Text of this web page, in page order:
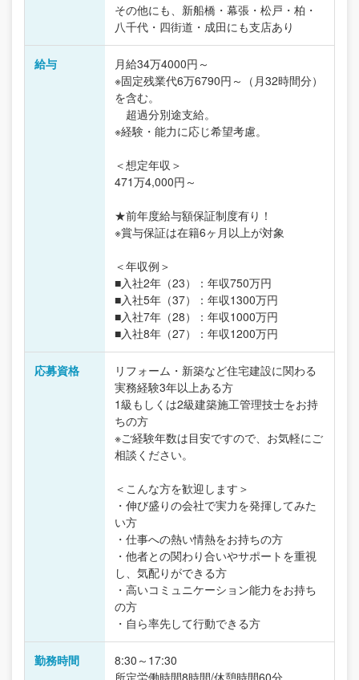
その他にも、新船橋・幕張・松戸・柏・
八千代・四街道・成田にも支店あり
給与
月給34万4000円～
※固定残業代6万6790円～（月32時間分）
を含む。
超過分別途支給。
※経験・能力に応じ希望考慮。
＜想定年収＞
471万4,000円～
★前年度給与額保証制度有り！
※賞与保証は在籍6ヶ月以上が対象
＜年収例＞
■入社2年（23）：年収750万円
■入社5年（37）：年収1300万円
■入社7年（28）：年収1000万円
■入社8年（27）：年収1200万円
応募資格
リフォーム・新築など住宅建設に関わる
実務経験3年以上ある方
1級もしくは2級建築施工管理技士をお持
ちの方
※ご経験年数は目安ですので、お気軽にご
相談ください。
＜こんな方を歓迎します＞
・伸び盛りの会社で実力を発揮してみた
い方
・仕事への熱い情熱をお持ちの方
・他者との関わり合いやサポートを重視
し、気配りができる方
・高いコミュニケーション能力をお持ち
の方
・自ら率先して行動できる方
勤務時間
8:30～17:30
所定労働時間8時間/休憩時間60分